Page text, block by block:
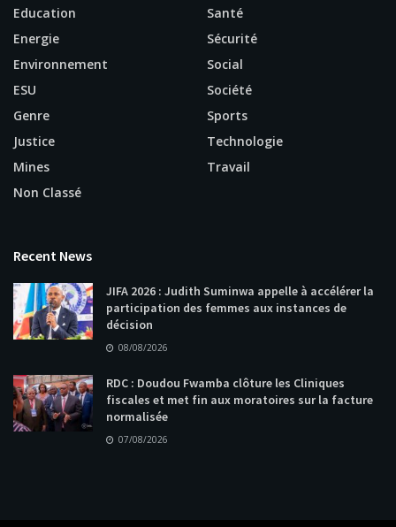
Education
Energie
Environnement
ESU
Genre
Justice
Mines
Non Classé
Santé
Sécurité
Social
Société
Sports
Technologie
Travail
Recent News
JIFA 2026 : Judith Suminwa appelle à accélérer la
participation des femmes aux instances de
décision
08/08/2026
RDC : Doudou Fwamba clôture les Cliniques
fiscales et met fin aux moratoires sur la facture
normalisée
07/08/2026